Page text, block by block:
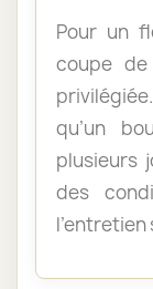
Pour un
coupe
qu’un
plusieurs
des
l’entretien